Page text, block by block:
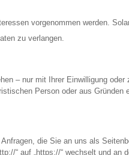
vorgenommen werden.
zu verlangen.
– nur mit Ihrer Einwilligung oder
Person oder aus Gründen
die Sie an uns als
“ auf „https://“ wechselt und an